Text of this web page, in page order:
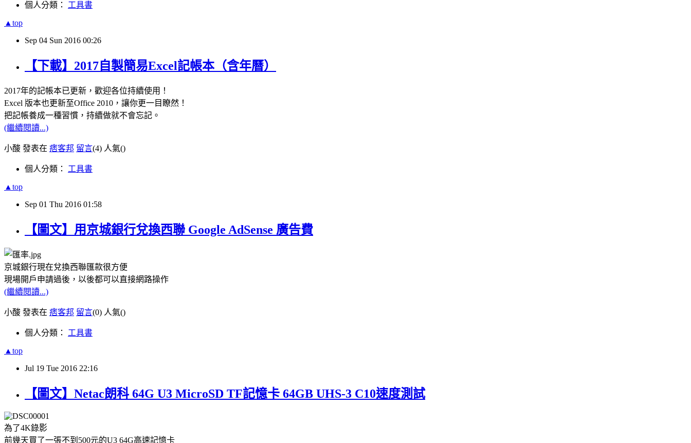
個人分類： 工具書
▲top
Sep 04 Sun 2016 00:26
【下載】2017自製簡易Excel記帳本（含年曆）
2017年的記帳本已更新，歡迎各位持續使用！
Excel 版本也更新至Office 2010，讓你更一目瞭然！
把記帳養成一種習慣，持續做就不會忘記。
(繼續閱讀...)
小酸 發表在 痞客邦 留言(4) 人氣()
個人分類： 工具書
▲top
Sep 01 Thu 2016 01:58
【圖文】用京城銀行兌換西聯 Google AdSense 廣告費
京城銀行現在兌換西聯匯款很方便
現場開戶申請過後，以後都可以直接網路操作
(繼續閱讀...)
小酸 發表在 痞客邦 留言(0) 人氣()
個人分類： 工具書
▲top
Jul 19 Tue 2016 22:16
【圖文】Netac朗科 64G U3 MicroSD TF記憶卡 64GB UHS-3 C10速度測試
為了4K錄影
前幾天買了一張不到500元的U3 64G高速記憶卡